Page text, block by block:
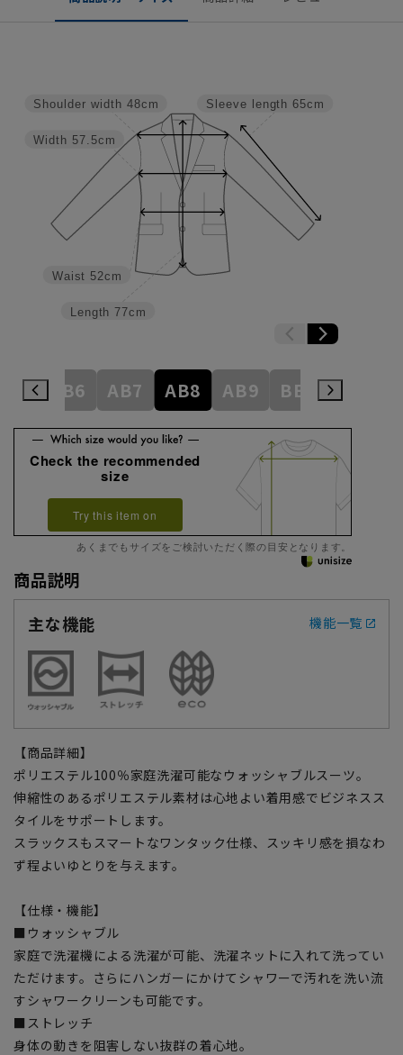
Sleeve length 65cm
Length 77cm
Waist 52cm
Width 57.5cm
Shoulder width 48cm
AB6 AB7 AB8 AB9 BE3 BE4
Check the recommended
size
Try this item on
あくまでもサイズをご検討いただく際の目安となります。
商品説明
主な機能
機能一覧
【商品詳細】
ポリエステル100％家庭洗濯可能なウォッシャブルスーツ。
伸縮性のあるポリエステル素材は心地よい着用感でビジネスス
タイルをサポートします。
スラックスもスマートなワンタック仕様、スッキリ感を損なわ
ず程よいゆとりを与えます。
【仕様・機能】
■ウォッシャブル
家庭で洗濯機による洗濯が可能、洗濯ネットに入れて洗ってい
ただけます。さらにハンガーにかけてシャワーで汚れを洗い流
すシャワークリーンも可能です。
■ストレッチ
身体の動きを阻害しない抜群の着心地。